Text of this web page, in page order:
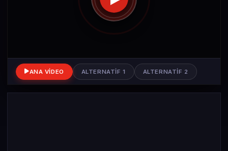
ANA VIDEO ALTERNATIF 1 ALTERNATIF 2